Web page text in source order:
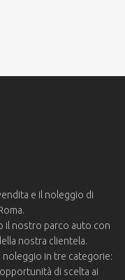
e il noleggio di
il nostro parco auto con
nostra clientela.
in tre categorie:
di scelta ai